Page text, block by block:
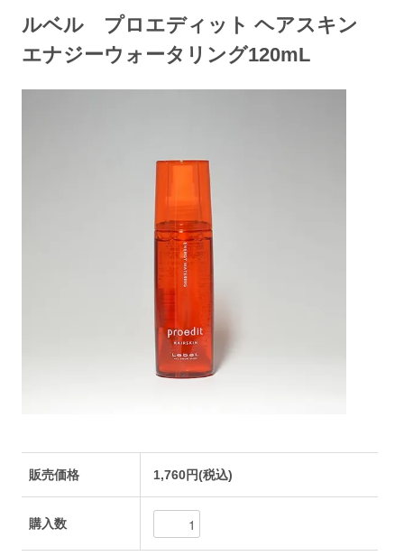
ルベル プロエディット ヘアスキン
エナジーウォータリング120mL
販売価格 1,760円(税込)
購入数